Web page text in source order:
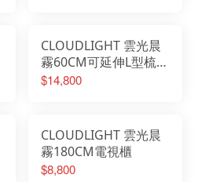
CLOUDLIGHT 雲光晨
霧60CM可延伸L型梳桌
櫃組
$14,800
CLOUDLIGHT 雲光晨
霧180CM電視櫃
$8,800